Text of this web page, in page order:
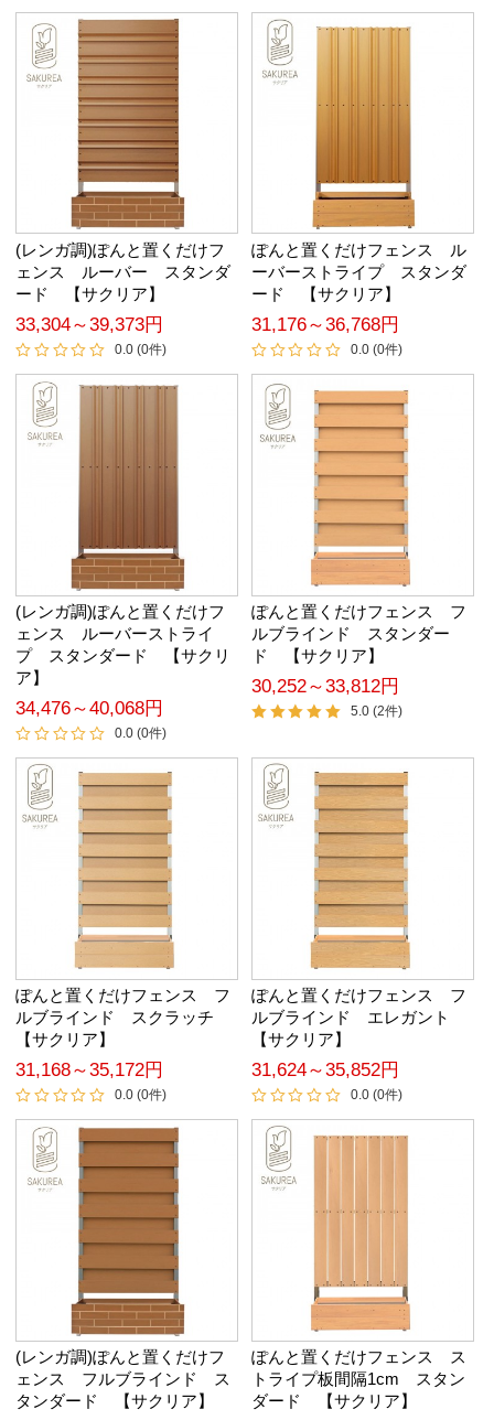
(レンガ調)ぽんと置くだけフ
ェンス ルーバー スタンダ
ード 【サクリア】
33,304～39,373円
0.0 (0件)
ぽんと置くだけフェンス ル
ーバーストライプ スタンダ
ード 【サクリア】
31,176～36,768円
0.0 (0件)
(レンガ調)ぽんと置くだけフ
ェンス ルーバーストライ
プ スタンダード 【サクリ
ア】
34,476～40,068円
0.0 (0件)
ぽんと置くだけフェンス フ
ルブラインド スタンダー
ド 【サクリア】
30,252～33,812円
5.0 (2件)
ぽんと置くだけフェンス フ
ルブラインド スクラッチ
【サクリア】
31,168～35,172円
0.0 (0件)
ぽんと置くだけフェンス フ
ルブラインド エレガント
【サクリア】
31,624～35,852円
0.0 (0件)
(レンガ調)ぽんと置くだけフ
ェンス フルブラインド ス
タンダード 【サクリア】
ぽんと置くだけフェンス ス
トライプ板間隔1cm スタン
ダード 【サクリア】